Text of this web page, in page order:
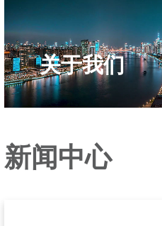
关于我们
新闻中心